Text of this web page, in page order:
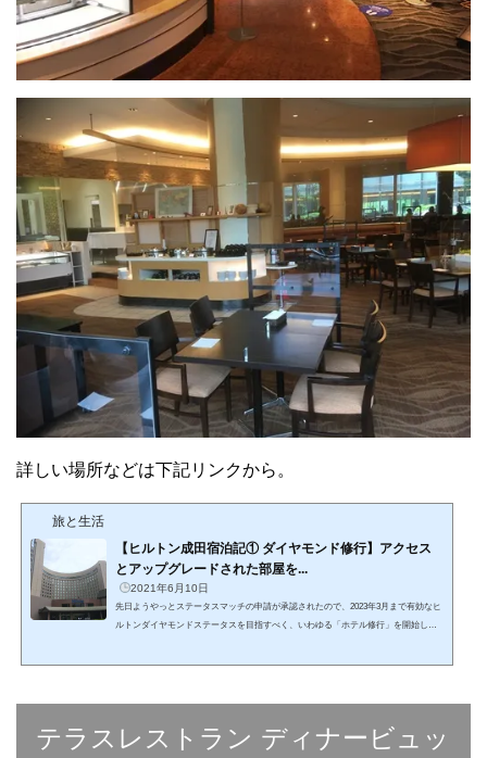
詳しい場所などは下記リンクから。
旅と生活
【ヒルトン成田宿泊記① ダイヤモンド修行】アクセス
とアップグレードされた部屋を...
2021年6月10日
先日ようやっとステータスマッチの申請が承認されたので、2023年3月まで有効なヒ
ルトンダイヤモンドステータスを目指すべく、いわゆる「ホテル修行」を開始しま
テラスレストラン ディナービュッ